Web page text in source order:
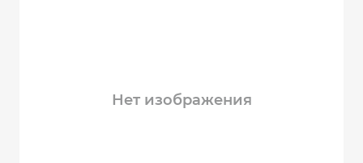
Нет изображения